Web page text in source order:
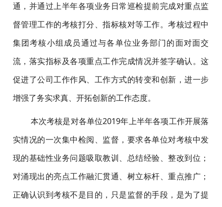
通，并通过上半年各项业务日常巡检提前完成对重点监
督管理工作的考核打分、指标核对等工作。考核过程中
集团考核小组成员通过与各单位业务部门的面对面交
流，落实指标及各项重点工作完成情况并签字确认。这
促进了公司工作作风、工作方式的转变和创新，进一步
增强了务实求真、开拓创新的工作态度。
本次考核是对各单位2019年上半年各项工作开展落
实情况的一次集中检阅、监督，要求各单位对考核中发
现的基础性业务问题吸取教训、总结经验、整改到位；
对涌现出的亮点工作融汇贯通、树立标杆、重点推广；
正确认识到考核不是目的，只是监督的手段，是为了提